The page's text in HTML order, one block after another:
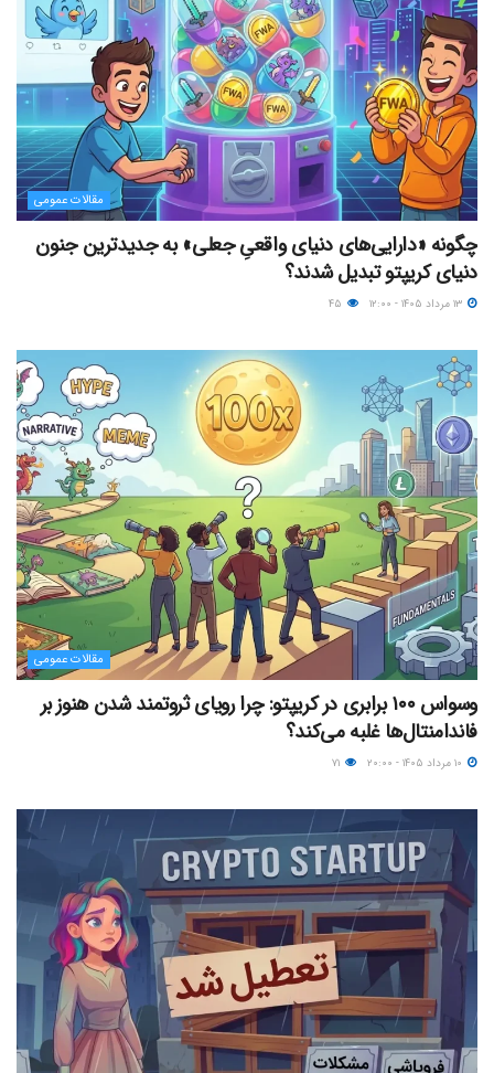
مقالات عمومی
چگونه «دارایی‌های دنیای واقعیِ جعلی» به جدیدترین جنون
دنیای کریپتو تبدیل شدند؟
مقالات عمومی
وسواس ۱۰۰ برابری در کریپتو: چرا رویای ثروتمند شدن هنوز بر
فاندامنتال‌ها غلبه می‌کند؟